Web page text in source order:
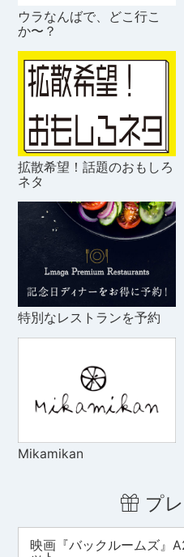
ウラなんばで、どこ行こ
か〜？
拡散希望！話題のおもしろ
ネタ
特別なレストランを予約
Mikamikan
プ
映画『バックルームズ』